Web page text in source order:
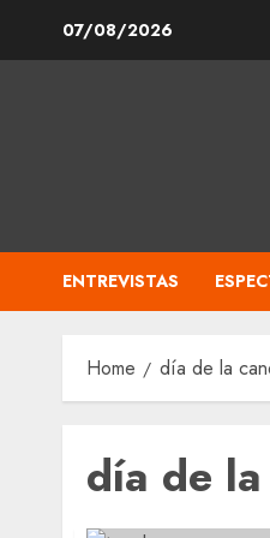
07/08/2026
ENTREVISTAS
Home día de la
día de